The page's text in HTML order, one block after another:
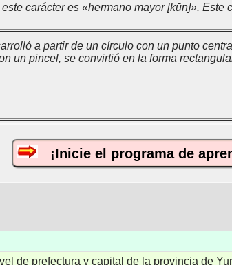
carácter es «hermano mayor [kūn]». Este
a partir de un círculo con un punto
un pincel, se convirtió en la forma
¡Inicie el programa de
de prefectura y capital de la provincia de